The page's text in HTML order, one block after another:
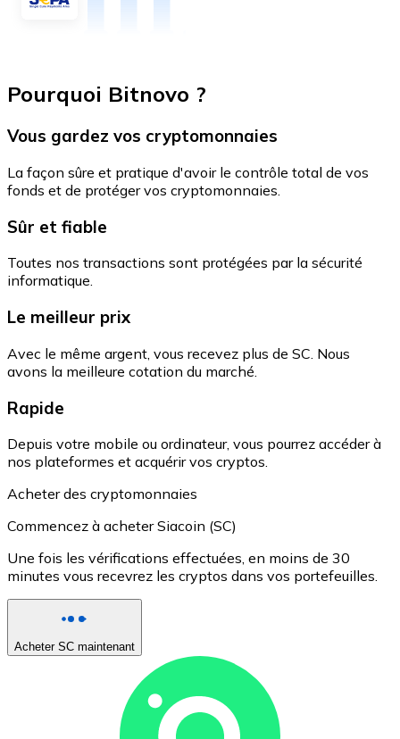
Pourquoi Bitnovo ?
Vous gardez vos cryptomonnaies
La façon sûre et pratique d'avoir le contrôle total de vos
fonds et de protéger vos cryptomonnaies.
Sûr et fiable
Toutes nos transactions sont protégées par la sécurité
informatique.
Le meilleur prix
Avec le même argent, vous recevez plus de SC. Nous
avons la meilleure cotation du marché.
Rapide
Depuis votre mobile ou ordinateur, vous pourrez accéder à
nos plateformes et acquérir vos cryptos.
Acheter des cryptomonnaies
Commencez à acheter Siacoin (SC)
Une fois les vérifications effectuées, en moins de 30
minutes vous recevrez les cryptos dans vos portefeuilles.
Acheter SC maintenant